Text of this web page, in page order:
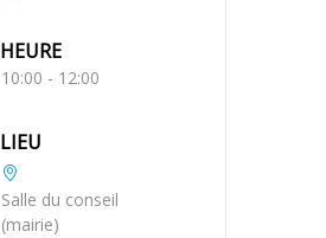
HEURE
10:00 - 12:00
LIEU
Salle du conseil
(mairie)